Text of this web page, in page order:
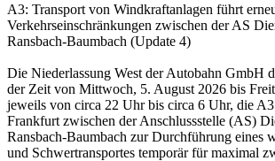
A3: Transport von Windkraftanlagen führt
Verkehrseinschränkungen zwischen der AS
Ransbach-Baumbach (Update 4)
Die Niederlassung West der Autobahn GmbH
der Zeit von Mittwoch, 5. August 2026 bis
jeweils von circa 22 Uhr bis circa 6 Uhr, die
Frankfurt zwischen der Anschlussstelle (AS)
Ransbach-Baumbach zur Durchführung eines
und Schwertransportes temporär für maximal